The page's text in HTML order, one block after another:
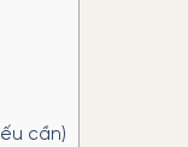
cần)